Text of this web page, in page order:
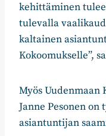
kehittäminen
tulevalla
kaltainen
Kokoomukselle”,
Myös
Janne Pesonen
asiantuntijan